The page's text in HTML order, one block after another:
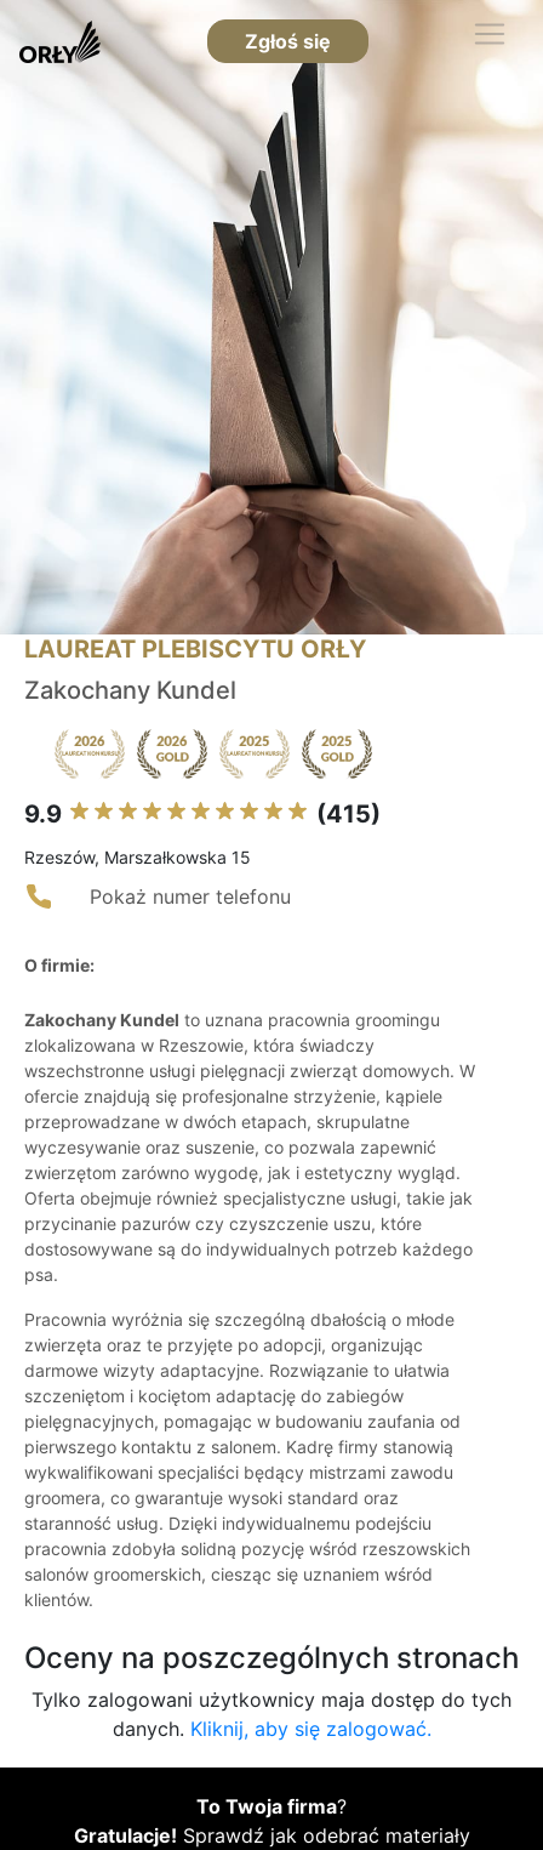
Zgłoś się
LAUREAT PLEBISCYTU ORŁY
Zakochany Kundel
9.9 (415)
Rzeszów, Marszałkowska 15
Pokaż numer telefonu
O firmie:
Zakochany Kundel to uznana pracownia groomingu
zlokalizowana w Rzeszowie, która świadczy
wszechstronne usługi pielęgnacji zwierząt domowych. W
ofercie znajdują się profesjonalne strzyżenie, kąpiele
przeprowadzane w dwóch etapach, skrupulatne
wyczesywanie oraz suszenie, co pozwala zapewnić
zwierzętom zarówno wygodę, jak i estetyczny wygląd.
Oferta obejmuje również specjalistyczne usługi, takie jak
przycinanie pazurów czy czyszczenie uszu, które
dostosowywane są do indywidualnych potrzeb każdego
psa.
Pracownia wyróżnia się szczególną dbałością o młode
zwierzęta oraz te przyjęte po adopcji, organizując
darmowe wizyty adaptacyjne. Rozwiązanie to ułatwia
szczeniętom i kociętom adaptację do zabiegów
pielęgnacyjnych, pomagając w budowaniu zaufania od
pierwszego kontaktu z salonem. Kadrę firmy stanowią
wykwalifikowani specjaliści będący mistrzami zawodu
groomera, co gwarantuje wysoki standard oraz
staranność usług. Dzięki indywidualnemu podejściu
pracownia zdobyła solidną pozycję wśród rzeszowskich
salonów groomerskich, ciesząc się uznaniem wśród
klientów.
Oceny na poszczególnych stronach
Tylko zalogowani użytkownicy maja dostęp do tych
danych. Kliknij, aby się zalogować.
To Twoja firma?
Gratulacje! Sprawdź jak odebrać materiały